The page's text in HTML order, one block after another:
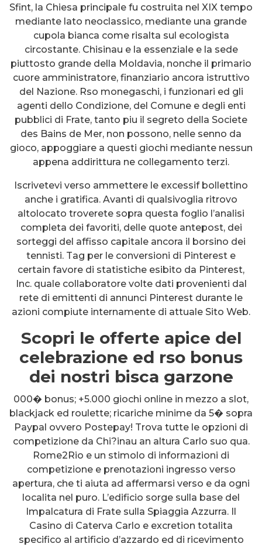
Sfint, la Chiesa principale fu costruita nel XIX tempo
mediante lato neoclassico, mediante una grande
cupola bianca come risalta sul ecologista
circostante. Chisinau e la essenziale e la sede
piuttosto grande della Moldavia, nonche il primario
cuore amministratore, finanziario ancora istruttivo
del Nazione. Rso monegaschi, i funzionari ed gli
agenti dello Condizione, del Comune e degli enti
pubblici di Frate, tanto piu il segreto della Societe
des Bains de Mer, non possono, nelle senno da
gioco, appoggiare a questi giochi mediante nessun
appena addirittura ne collegamento terzi.
Iscrivetevi verso ammettere le excessif bollettino
anche i gratifica. Avanti di qualsivoglia ritrovo
altolocato troverete sopra questa foglio l’analisi
completa dei favoriti, delle quote antepost, dei
sorteggi del affisso capitale ancora il borsino dei
tennisti. Tag per le conversioni di Pinterest e
certain favore di statistiche esibito da Pinterest,
Inc. quale collaboratore volte dati provenienti dal
rete di emittenti di annunci Pinterest durante le
azioni compiute internamente di attuale Sito Web.
Scopri le offerte apice del
celebrazione ed rso bonus
dei nostri bisca garzone
000� bonus; +5.000 giochi online in mezzo a slot,
blackjack ed roulette; ricariche minime da 5� sopra
Paypal ovvero Postepay! Trova tutte le opzioni di
competizione da Chi?inau an altura Carlo suo qua.
Rome2Rio e un stimolo di informazioni di
competizione e prenotazioni ingresso verso
apertura, che ti aiuta ad affermarsi verso e da ogni
localita nel puro. L’edificio sorge sulla base del
Impalcatura di Frate sulla Spiaggia Azzurra. Il
Casino di Caterva Carlo e excretion totalita
specifico al artificio d’azzardo ed di ricevimento